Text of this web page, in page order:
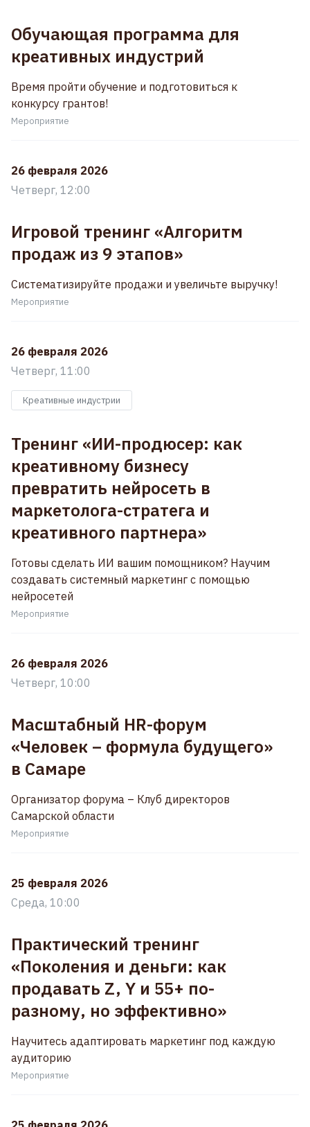
Обучающая программа для
креативных индустрий
Время пройти обучение и подготовиться к
конкурсу грантов!
Мероприятие
26 февраля 2026
Четверг, 12:00
Игровой тренинг «Алгоритм
продаж из 9 этапов»
Систематизируйте продажи и увеличьте выручку!
Мероприятие
26 февраля 2026
Четверг, 11:00
Креативные индустрии
Тренинг «ИИ-продюсер: как
креативному бизнесу
превратить нейросеть в
маркетолога-стратега и
креативного партнера»
Готовы сделать ИИ вашим помощником? Научим
создавать системный маркетинг с помощью
нейросетей
Мероприятие
26 февраля 2026
Четверг, 10:00
Масштабный HR-форум
«Человек – формула будущего»
в Самаре
Организатор форума – Клуб директоров
Самарской области
Мероприятие
25 февраля 2026
Среда, 10:00
Практический тренинг
«Поколения и деньги: как
продавать Z, Y и 55+ по-
разному, но эффективно»
Научитесь адаптировать маркетинг под каждую
аудиторию
Мероприятие